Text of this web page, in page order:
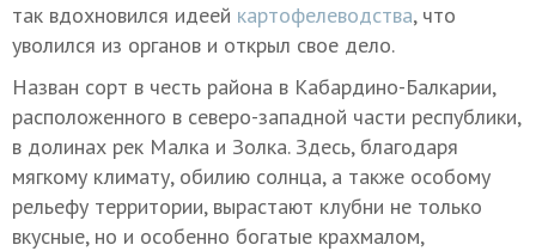
так вдохновился идеей картофелеводства, что
уволился из органов и открыл свое дело.
Назван сорт в честь района в Кабардино-Балкарии,
расположенного в северо-западной части республики,
в долинах рек Малка и Золка. Здесь, благодаря
мягкому климату, обилию солнца, а также особому
рельефу территории, вырастают клубни не только
вкусные, но и особенно богатые крахмалом,